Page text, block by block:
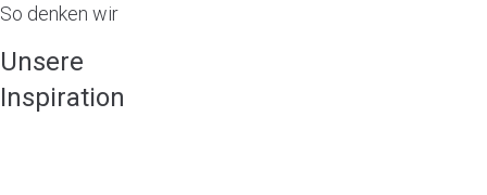
So denken wir
Unsere
Inspiration